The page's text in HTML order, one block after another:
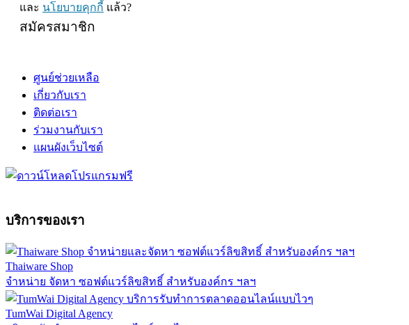
และ นโยบายคุกกี้ แล้ว?
สมัครสมาชิก
ศูนย์ช่วยเหลือ
เกี่ยวกับเรา
ติดต่อเรา
ร่วมงานกับเรา
แผนผังเว็บไซต์
บริการของเรา
Thaiware Shop
จำหน่าย จัดหา ซอฟต์แวร์ลิขสิทธิ์ สำหรับองค์กร ฯลฯ
TumWai Digital Agency